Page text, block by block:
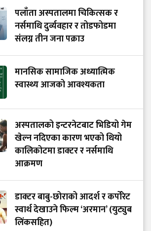
पलाँता अस्पतालमा चिकित्सक र
नर्समाथि दुर्व्यवहार र तोडफोडमा
संलग्न तीन जना पक्राउ
मानसिक सामाजिक अध्यात्मिक
स्वास्थ्य आजको आवश्यकता
अस्पतालको इन्टरनेटबाट भिडियो गेम
खेल्न नदिएका कारण भएको थियो
कालिकोटमा डाक्टर र नर्समाथि
आक्रमण
डाक्टर बाबु-छोराको आदर्श र कर्पोरेट
स्वार्थ देखाउने फिल्म ‘अरमान’ (युट्युब
लिंकसहित)